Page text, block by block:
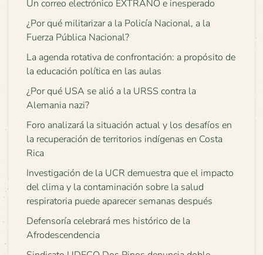
Un correo electrónico EXTRAÑO e inesperado
¿Por qué militarizar a la Policía Nacional, a la
Fuerza Pública Nacional?
La agenda rotativa de confrontación: a propósito de
la educación política en las aulas
¿Por qué USA se alió a la URSS contra la
Alemania nazi?
Foro analizará la situación actual y los desafíos en
la recuperación de territorios indígenas en Costa
Rica
Investigación de la UCR demuestra que el impacto
del clima y la contaminación sobre la salud
respiratoria puede aparecer semanas después
Defensoría celebrará mes histórico de la
Afrodescendencia